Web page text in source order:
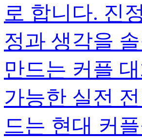
로 합니다. 진
정과 생각을
만드는 커플
가능한 실전
드는 현대 커